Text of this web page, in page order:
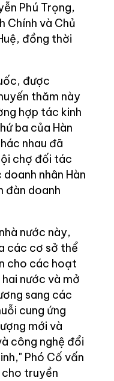
Phú Trọng,
Chính và Chủ
đồng thời
được
thăm này
hợp tác kinh
ba của Hàn
nhau đã
chợ đối tác
nhân Hàn
đàn doanh
nước này,
các cơ sở thể
cho các hoạt
nước và mở
sang các
cung ứng
mới và
công nghệ đổi
Phó Cố vấn
cho truyền